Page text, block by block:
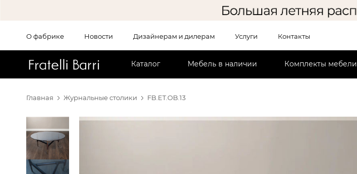
О фабрике Новости Дизайнерам и дилерам Услуги Контакты
Каталог Мебель в наличии Комплекты мебели
Главная Журнальные столики FB.ET.OB.13